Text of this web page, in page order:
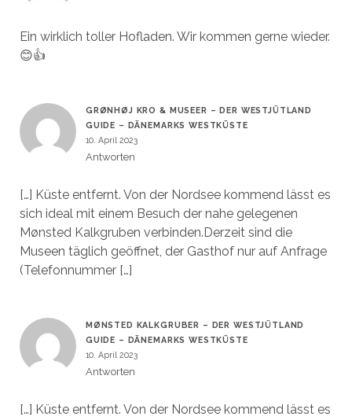
Ein wirklich toller Hofladen. Wir kommen gerne wieder.
😊👍
GRØNHØJ KRO & MUSEER – DER WESTJÜTLAND
GUIDE – DÄNEMARKS WESTKÜSTE
10. April 2023
Antworten
[…] Küste entfernt. Von der Nordsee kommend lässt es
sich ideal mit einem Besuch der nahe gelegenen
Mønsted Kalkgruben verbinden.Derzeit sind die
Museen täglich geöffnet, der Gasthof nur auf Anfrage
(Telefonnummer […]
MØNSTED KALKGRUBER – DER WESTJÜTLAND
GUIDE – DÄNEMARKS WESTKÜSTE
10. April 2023
Antworten
[…] Küste entfernt. Von der Nordsee kommend lässt es